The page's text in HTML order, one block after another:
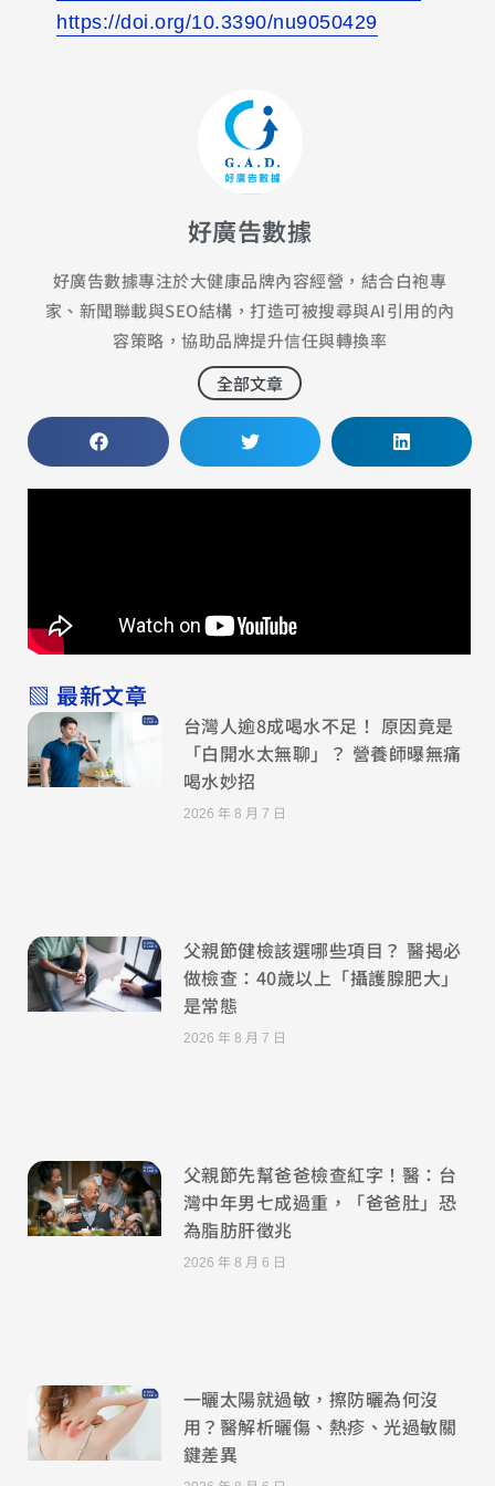
https://doi.org/10.3390/nu9050429
好廣告數據
好廣告數據專注於大健康品牌內容經營，結合白袍專
家、新聞聯載與SEO結構，打造可被搜尋與AI引用的內
容策略，協助品牌提升信任與轉換率
全部文章
▧ 最新文章
台灣人逾8成喝水不足！ 原因竟是
「白開水太無聊」？ 營養師曝無痛
喝水妙招
2026 年 8 月 7 日
父親節健檢該選哪些項目？ 醫揭必
做檢查：40歲以上「攝護腺肥大」
是常態
2026 年 8 月 7 日
父親節先幫爸爸檢查紅字！醫：台
灣中年男七成過重，「爸爸肚」恐
為脂肪肝徵兆
2026 年 8 月 6 日
一曬太陽就過敏，擦防曬為何沒
用？醫解析曬傷、熱疹、光過敏關
鍵差異